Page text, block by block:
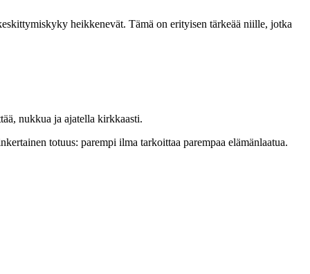
heikkenevät. Tämä on erityisen tärkeää niille, jotka
nukkua ja ajatella kirkkaasti.
totuus: parempi ilma tarkoittaa parempaa elämänlaatua.